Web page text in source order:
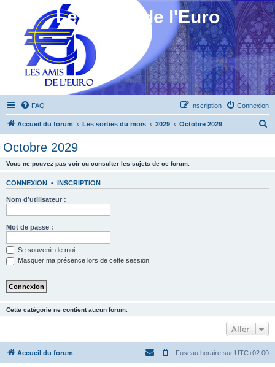
Les Amis de l'Euro
FAQ Connexion
Inscription
Accueil du forum Les sorties du mois 2029 Octobre 2029
Octobre 2029
Vous ne pouvez pas voir ou consulter les sujets de ce forum.
CONNEXION • INSCRIPTION
Nom d’utilisateur :
Mot de passe :
Se souvenir de moi
Masquer ma présence lors de cette session
Cette catégorie ne contient aucun forum.
Aller
Accueil du forum Fuseau horaire sur UTC+02:00